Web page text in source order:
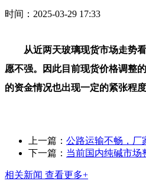
时间：2025-03-29 17:33
从近两天玻璃现货市场走势看
愿不强。因此目前现货价格调整
的资金情况也出现一定的紧张程
上一篇： 公路运输不畅，厂
下一篇： 当前国内纯碱市场
相关新闻 查看更多+